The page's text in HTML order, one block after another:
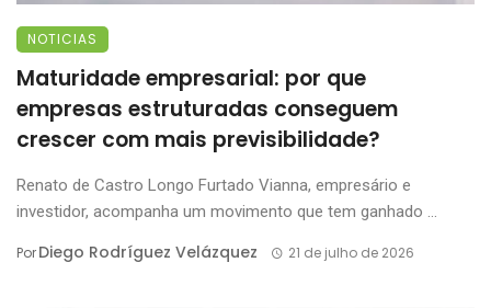
NOTICIAS
Maturidade empresarial: por que
empresas estruturadas conseguem
crescer com mais previsibilidade?
Renato de Castro Longo Furtado Vianna, empresário e
investidor, acompanha um movimento que tem ganhado ...
PorDiego Rodríguez Velázquez 21 de julho de 2026